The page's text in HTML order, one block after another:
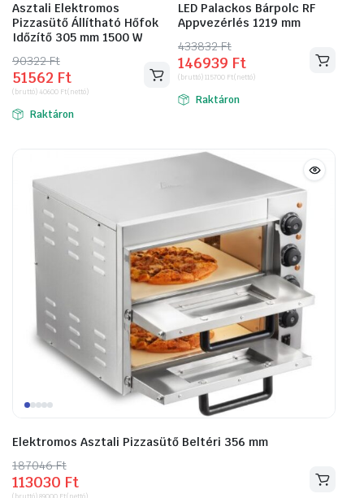
Asztali Elektromos
Pizzasütő Állítható Hőfok
Időzítő 305 mm 1500 W
90322Ft
Original
price
was:
90322 Ft.
51562 Ft
Current
price
is:
51562 Ft.
(bruttó) 40600 Ft(nettó)
Raktáron
LED Palackos Bárpolc RF
Appvezérlés 1219 mm
433832Ft
Original
price
was:
433832 Ft.
146939 Ft
Current
price
is:
146939 Ft.
(bruttó)115700 Ft(nettó)
Raktáron
Elektromos Asztali Pizzasütő Beltéri 356 mm
187046Ft
Original
price
113030 Ft
Current
price